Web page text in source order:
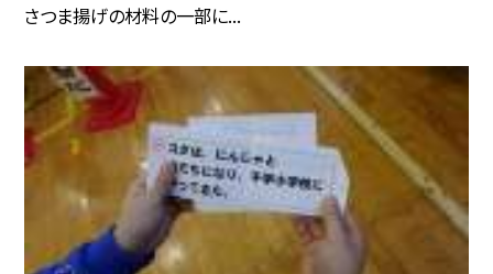
さつま揚げの材料の一部に...